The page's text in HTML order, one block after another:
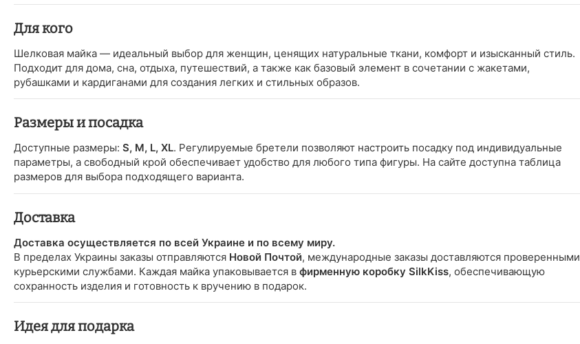
Для кого
Шелковая майка — идеальный выбор для женщин, ценящих натуральные ткани, комфорт и изысканный стиль.
Подходит для дома, сна, отдыха, путешествий, а также как базовый элемент в сочетании с жакетами,
рубашками и кардиганами для создания легких и стильных образов.
Размеры и посадка
Доступные размеры: S, M, L, XL. Регулируемые бретели позволяют настроить посадку под индивидуальные
параметры, а свободный крой обеспечивает удобство для любого типа фигуры. На сайте доступна таблица
размеров для выбора подходящего варианта.
Доставка
Доставка осуществляется по всей Украине и по всему миру.
В пределах Украины заказы отправляются Новой Почтой, международные заказы доставляются проверенными
курьерскими службами. Каждая майка упаковывается в фирменную коробку SilkKiss, обеспечивающую
сохранность изделия и готовность к вручению в подарок.
Идея для подарка